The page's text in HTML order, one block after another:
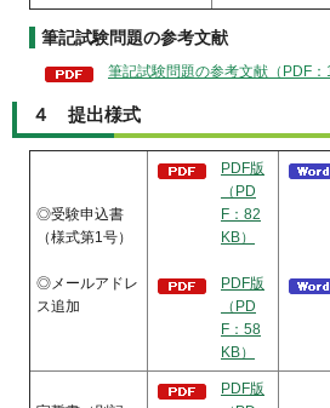
筆記試験問題の参考文献
筆記試験問題の参考文献（PDF：
４ 提出様式
◎受験申込書
（様式第1号）
◎メールアドレ
ス追加
PDF版
（PD
F：82
KB）
PDF版
（PD
F：58
KB）
PDF版